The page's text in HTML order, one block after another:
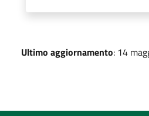
Ultimo aggiornamento: 14